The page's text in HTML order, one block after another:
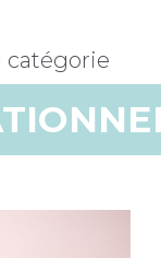
catégorie